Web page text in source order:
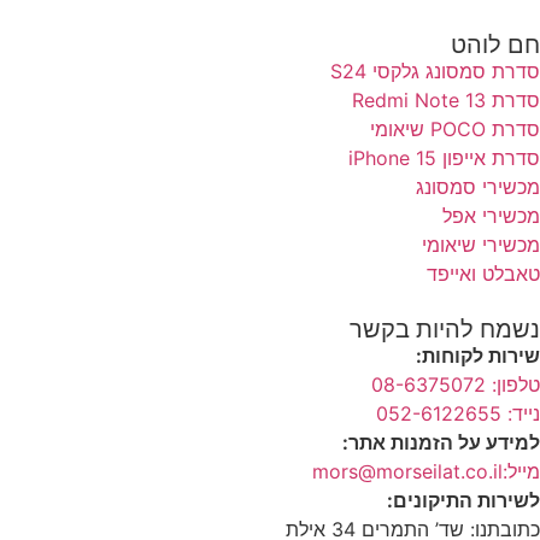
חם לוהט
סדרת סמסונג גלקסי S24
סדרת Redmi Note 13
סדרת POCO שיאומי
סדרת אייפון 15 iPhone
מכשירי סמסונג
מכשירי אפל
מכשירי שיאומי
טאבלט ואייפד
נשמח להיות בקשר
שירות לקוחות:
טלפון: 08-6375072
נייד: 052-6122655
למידע על הזמנות אתר:
מייל:mors@morseilat.co.il
לשירות התיקונים:
כתובתנו: שד’ התמרים 34 אילת